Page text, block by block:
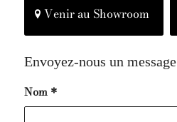
Venir au Showroom
Envoyez-nous un message
Nom *